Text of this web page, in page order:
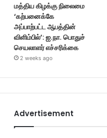
மத்திய கிழக்கு நிலைமை
‘கற்பனைக்கே
அப்பாற்பட்ட ஆபத்தின்
விளிம்பில்’: ஐ.நா. பொதுச்
செயலாளர் எச்சரிக்கை
2 weeks ago
Advertisement